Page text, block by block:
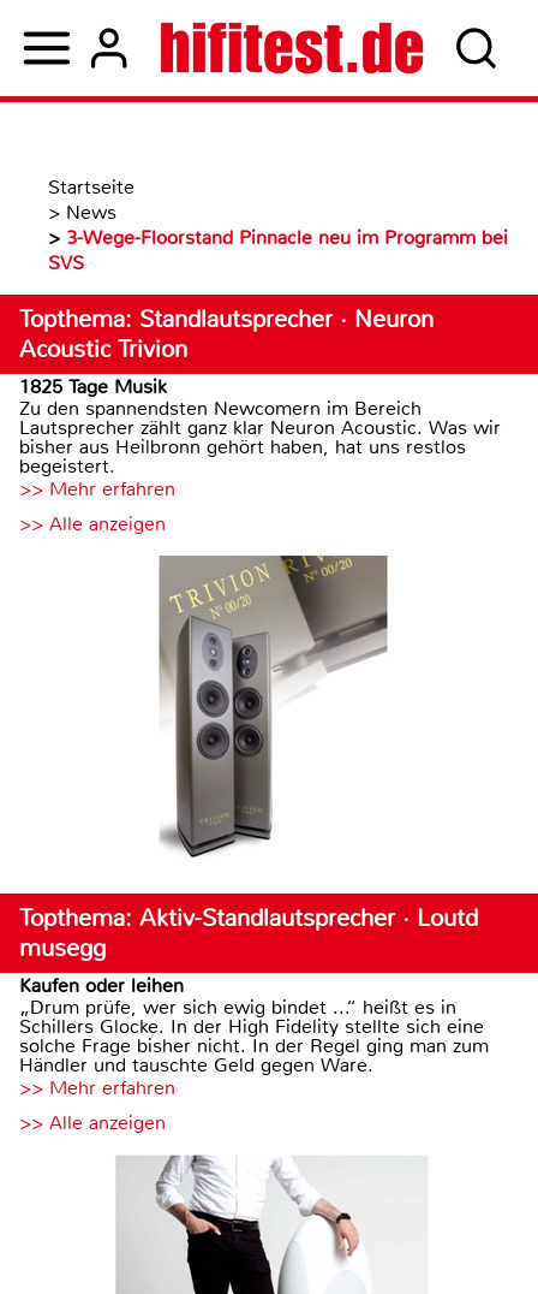
Startseite
> News
> 3-Wege-Floorstand Pinnacle neu im Programm bei
SVS
Topthema: Standlautsprecher · Neuron
Acoustic Trivion
1825 Tage Musik
Zu den spannendsten Newcomern im Bereich
Lautsprecher zählt ganz klar Neuron Acoustic. Was wir
bisher aus Heilbronn gehört haben, hat uns restlos
begeistert.
>> Mehr erfahren
>> Alle anzeigen
Topthema: Aktiv-Standlautsprecher · Loutd
musegg
Kaufen oder leihen
„Drum prüfe, wer sich ewig bindet ...“ heißt es in
Schillers Glocke. In der High Fidelity stellte sich eine
solche Frage bisher nicht. In der Regel ging man zum
Händler und tauschte Geld gegen Ware.
>> Mehr erfahren
>> Alle anzeigen